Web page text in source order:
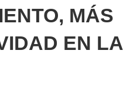
MÁS
EN LA